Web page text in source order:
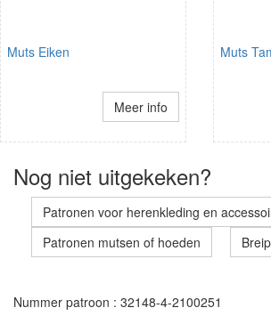
Muts Eiken
Meer info
Muts
Nog niet uitgekeken?
Patronen voor herenkleding en
Patronen mutsen of hoeden
Nummer patroon : 32148-4-2100251